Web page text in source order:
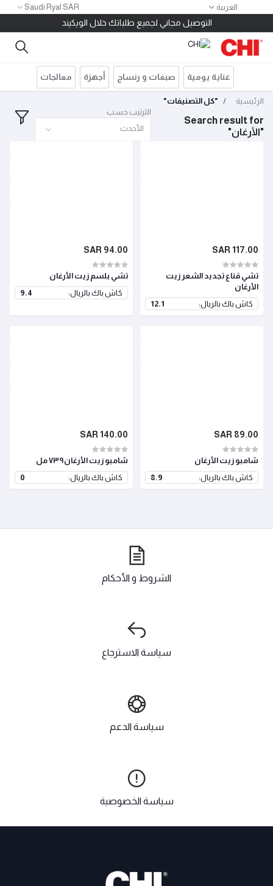
العربية Saudi Ryal SAR
التوصيل مجاني لجميع طلباتك خلال الويكيند
توصيل مجاني للطلبات أكثر من ٢٠٠ ريال
قسم مشترياتك على ٤ دفعات بدون فوائد أو مصاريف إدارية
١٠ ريال كاش باك لكل ١٠٠ ريال مشتريات
التوصيل مجاني لجميع طلباتك خلال الويكيند
عناية يومية صبغات و رنساج أجهزة معالجات
الرئيسية "كل التصنيفات"
Search result for
"الأرغان"
الترتيب حسب
الأحدث
117.00 SAR
تشي قناع تجديد الشعر زيت
الأرغان
كاش باك بالريال:
12.1
94.00 SAR
تشي بلسم زيت الأرغان
كاش باك بالريال:
9.4
89.00 SAR
شامبو زيت الأرغان
كاش باك بالريال:
8.9
140.00 SAR
شامبو زيت الأرغان٧٣٩ مل
كاش باك بالريال:
0
الشروط و الأحكام
سياسة الاسترجاع
سياسة الدعم
سياسة الخصوصية